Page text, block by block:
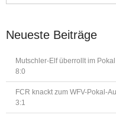
Neueste Beiträge
Mutschler-Elf überrollt im
8:0
FCR knackt zum WFV-Pokal-
3:1